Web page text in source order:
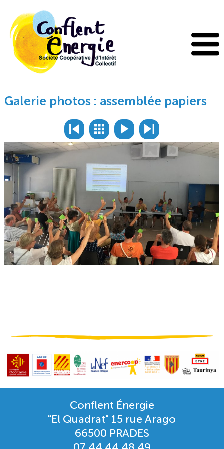
Galerie photos : assemblée papiers
Conflent Énergie
"El Quadrat" 15 rue Arago
66500 PRADES